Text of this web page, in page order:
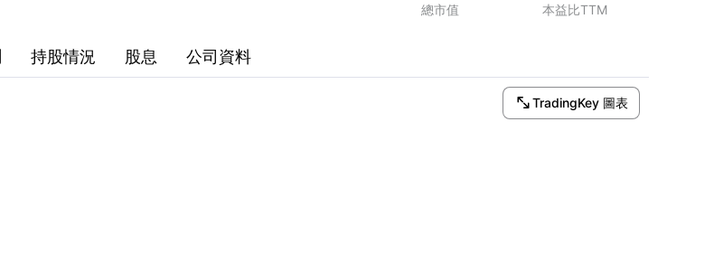
總市值 本益比TTM
持股情況 股息 公司資料
TradingKey 圖表